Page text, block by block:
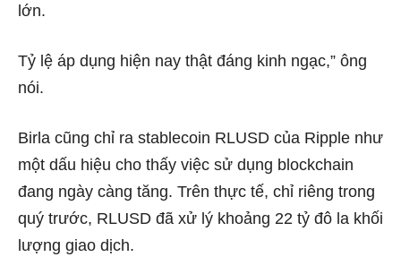
lớn.
Tỷ lệ áp dụng hiện nay thật đáng kinh ngạc,” ông
nói.
Birla cũng chỉ ra stablecoin RLUSD của Ripple như
một dấu hiệu cho thấy việc sử dụng blockchain
đang ngày càng tăng. Trên thực tế, chỉ riêng trong
quý trước, RLUSD đã xử lý khoảng 22 tỷ đô la khối
lượng giao dịch.